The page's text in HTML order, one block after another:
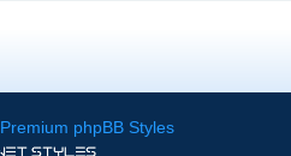
Premium phpBB Styles